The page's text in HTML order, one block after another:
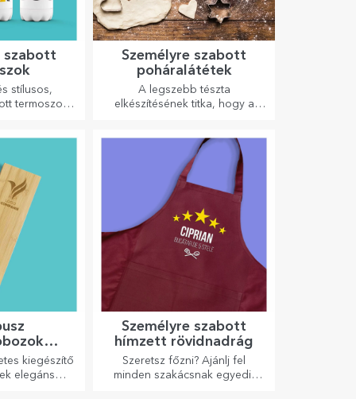
szabott
stílusos,
termoszok
Személyre szabott
poháralátétek
A legszebb tészta
elkészítésének titka, hogy a
finomságúak lesznek!
kiegészítő
elegáns
Személyre szabott
hímzett rövidnadrág
Szeretsz főzni? Ajánlj fel
minden szakácsnak egyedi,